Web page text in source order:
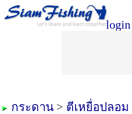
login
กระดาน > ตีเหยื่อปลอม